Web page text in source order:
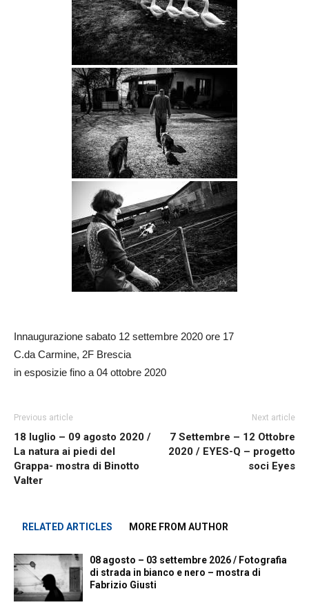
Innaugurazione sabato 12 settembre 2020 ore 17
C.da Carmine, 2F Brescia
in esposizie fino a 04 ottobre 2020
Previous article
18 luglio – 09 agosto 2020 /
La natura ai piedi del
Grappa- mostra di Binotto
Valter
Next article
7 Settembre – 12 Ottobre
2020 / EYES-Q – progetto
soci Eyes
RELATED ARTICLES MORE FROM AUTHOR
08 agosto – 03 settembre 2026 / Fotografia
di strada in bianco e nero – mostra di
Fabrizio Giusti